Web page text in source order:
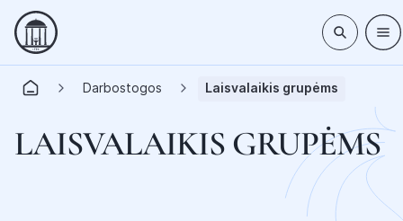
Darbostogos Laisvalaikis grupėms
LAISVALAIKIS GRUPĖMS